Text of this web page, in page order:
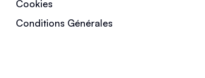
Cookies
Conditions Générales